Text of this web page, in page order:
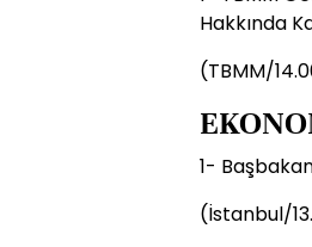
Hakkında
(TBMM/
1-
(İstanbul/